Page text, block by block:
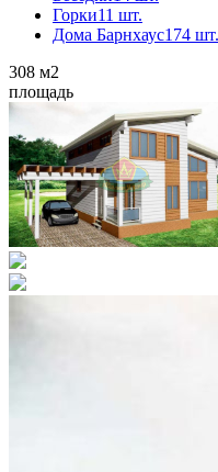
Горки11 шт.
Дома Барнхаус174 шт.
308 м2
площадь